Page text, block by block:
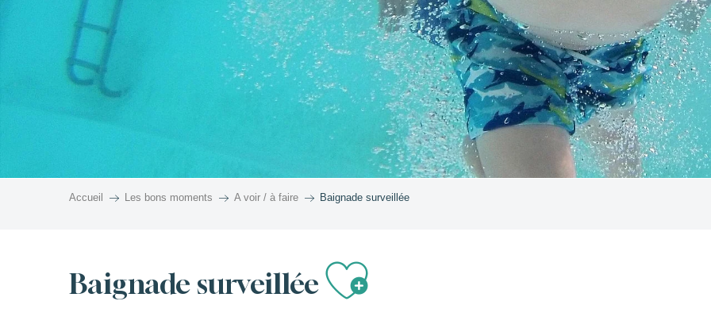
Accueil Les bons moments A voir / à faire Baignade surveillée
Baignade surveilléeAjouter aux